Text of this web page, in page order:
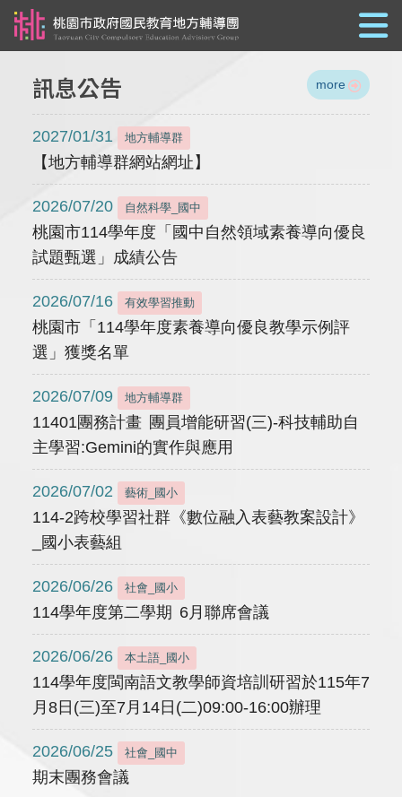
訊息公告 more
2027/01/31 地方輔導群
【地方輔導群網站網址】
2026/07/20 自然科學_國中
桃園市114學年度「國中自然領域素養導向優良
試題甄選」成績公告
2026/07/16 有效學習推動
桃園市「114學年度素養導向優良教學示例評
選」獲獎名單
2026/07/09 地方輔導群
11401團務計畫 團員增能研習(三)-科技輔助自
主學習:Gemini的實作與應用
2026/07/02 藝術_國小
114-2跨校學習社群《數位融入表藝教案設計》
_國小表藝組
2026/06/26 社會_國小
114學年度第二學期 6月聯席會議
2026/06/26 本土語_國小
114學年度閩南語文教學師資培訓研習於115年7
月8日(三)至7月14日(二)09:00-16:00辦理
2026/06/25 社會_國中
期末團務會議